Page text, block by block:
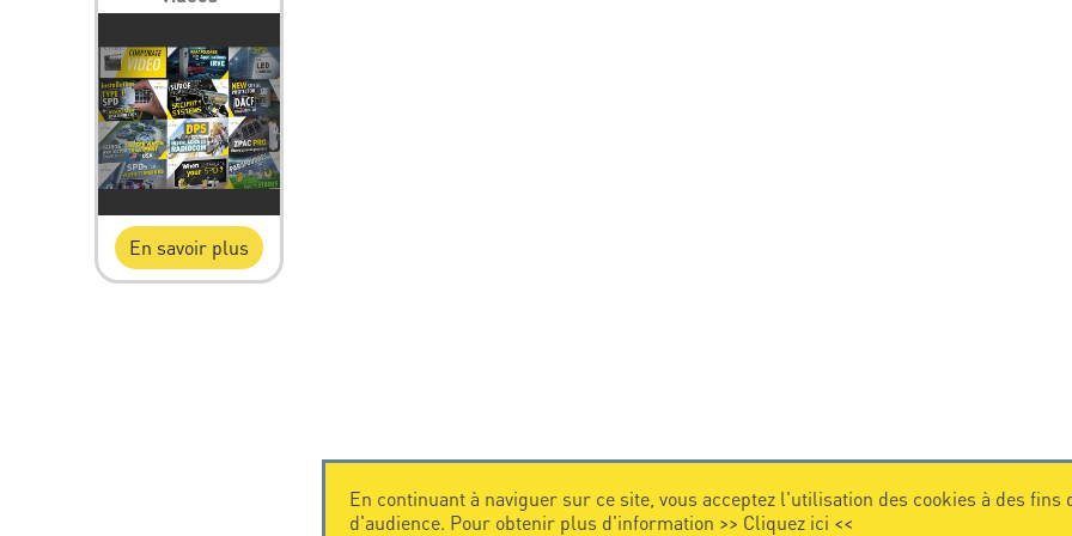
En savoir plus
En continuant à naviguer sur ce site, vous acceptez l'utilisation des cookies à des fins
d'audience. Pour obtenir plus d'information >> Cliquez ici <<